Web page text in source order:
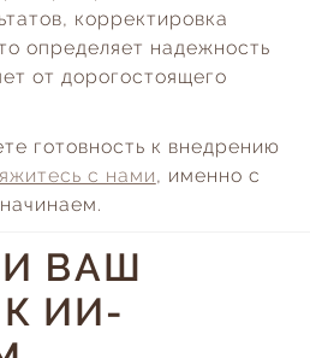
корректировка
определяет надежность
от дорогостоящего
готовность к внедрению
с нами, именно с
ВАШ
ИИ-